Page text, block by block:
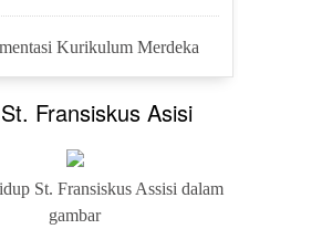
Kurikulum Merdeka
Fransiskus Asisi
St. Fransiskus Assisi dalam
gambar